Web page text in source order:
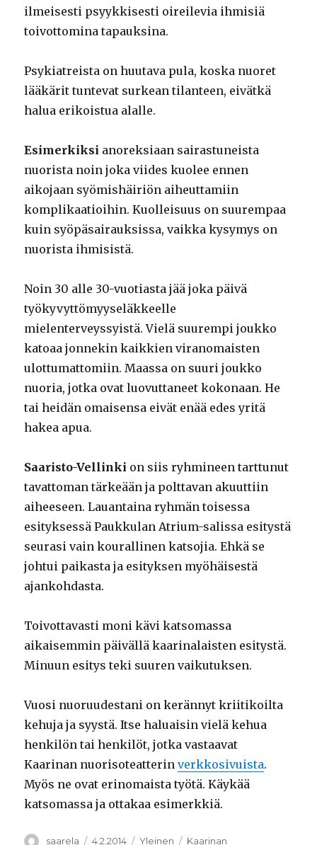
ilmeisesti psyykkisesti oireilevia ihmisiä
toivottomina tapauksina.
Psykiatreista on huutava pula, koska nuoret
lääkärit tuntevat surkean tilanteen, eivätkä
halua erikoistua alalle.
Esimerkiksi anoreksiaan sairastuneista
nuorista noin joka viides kuolee ennen
aikojaan syömishäiriön aiheuttamiin
komplikaatioihin. Kuolleisuus on suurempaa
kuin syöpäsairauksissa, vaikka kysymys on
nuorista ihmisistä.
Noin 30 alle 30-vuotiasta jää joka päivä
työkyvyttömyyseläkkeelle
mielenterveyssyistä. Vielä suurempi joukko
katoaa jonnekin kaikkien viranomaisten
ulottumattomiin. Maassa on suuri joukko
nuoria, jotka ovat luovuttaneet kokonaan. He
tai heidän omaisensa eivät enää edes yritä
hakea apua.
Saaristo-Vellinki on siis ryhmineen tarttunut
tavattoman tärkeään ja polttavan akuuttiin
aiheeseen. Lauantaina ryhmän toisessa
esityksessä Paukkulan Atrium-salissa esitystä
seurasi vain kourallinen katsojia. Ehkä se
johtui paikasta ja esityksen myöhäisestä
ajankohdasta.
Toivottavasti moni kävi katsomassa
aikaisemmin päivällä kaarinalaisten esitystä.
Minuun esitys teki suuren vaikutuksen.
Vuosi nuoruudestani on kerännyt kriitikoilta
kehuja ja syystä. Itse haluaisin vielä kehua
henkilön tai henkilöt, jotka vastaavat
Kaarinan nuorisoteatterinverkkosivuista.
Myös ne ovat erinomaista työtä. Käykää
katsomassa ja ottakaa esimerkkiä.
Kirjoittaja
saarela Julkaistu
4.2.2014 Kategoriat
Yleinen Avainsanat
Kaarinan